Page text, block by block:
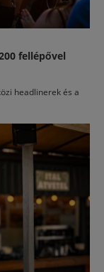
fellépővel
headlinerek és a